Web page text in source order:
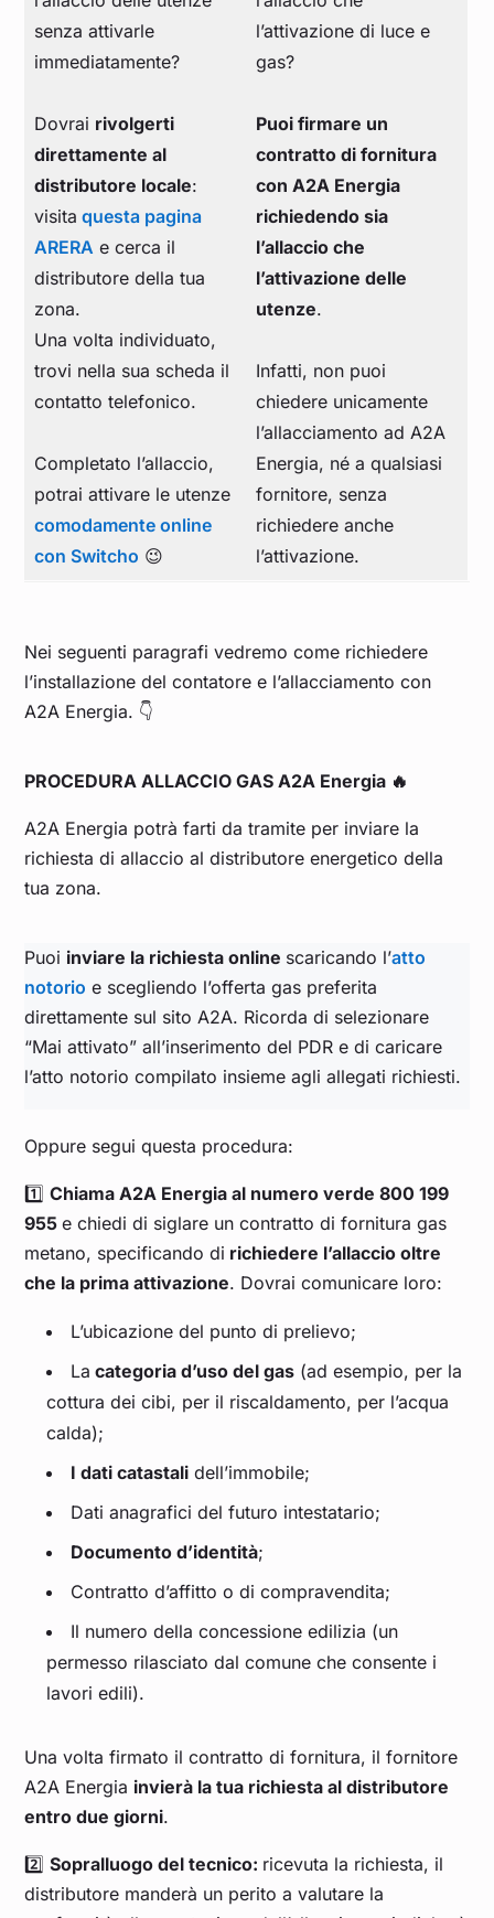
senza attivarle
immediatamente?
Dovrai rivolgerti
direttamente al
distributore locale:
visita questa pagina
ARERA e cerca il
distributore della tua
zona.
Una volta individuato,
trovi nella sua scheda il
contatto telefonico.
Completato l’allaccio,
potrai attivare le utenze
comodamente online
con Switcho 😉
l’attivazione di luce e
gas?
Puoi firmare un
contratto di fornitura
con A2A Energia
richiedendo sia
l’allaccio che
l’attivazione delle
utenze.
Infatti, non puoi
chiedere unicamente
l’allacciamento ad A2A
Energia, né a qualsiasi
fornitore, senza
richiedere anche
l’attivazione.
Nei seguenti paragrafi vedremo come richiedere
l’installazione del contatore e l’allacciamento con
A2A Energia. 👇
PROCEDURA ALLACCIO GAS A2A Energia 🔥
A2A Energia potrà farti da tramite per inviare la
richiesta di allaccio al distributore energetico della
tua zona.
Puoi inviare la richiesta online scaricando l’atto
notorio e scegliendo l’offerta gas preferita
direttamente sul sito A2A. Ricorda di selezionare
“Mai attivato” all’inserimento del PDR e di caricare
l’atto notorio compilato insieme agli allegati richiesti.
Oppure segui questa procedura:
1️⃣Chiama A2A Energia al numero verde 800 199
955e chiedi di siglare un contratto di fornitura gas
metano, specificando di richiedere l’allaccio oltre
che la prima attivazione. Dovrai comunicare loro:
L’ubicazione del punto di prelievo;
La categoria d’uso del gas (ad esempio, per la
cottura dei cibi, per il riscaldamento, per l’acqua
calda);
I dati catastali dell’immobile;
Dati anagrafici del futuro intestatario;
Documento d’identità;
Contratto d’affitto o di compravendita;
Il numero della concessione edilizia (un
permesso rilasciato dal comune che consente i
lavori edili).
Una volta firmato il contratto di fornitura, il fornitore
A2A Energia invierà la tua richiesta al distributore
entro due giorni.
2️⃣Sopralluogo del tecnico: ricevuta la richiesta, il
distributore manderà un perito a valutare la